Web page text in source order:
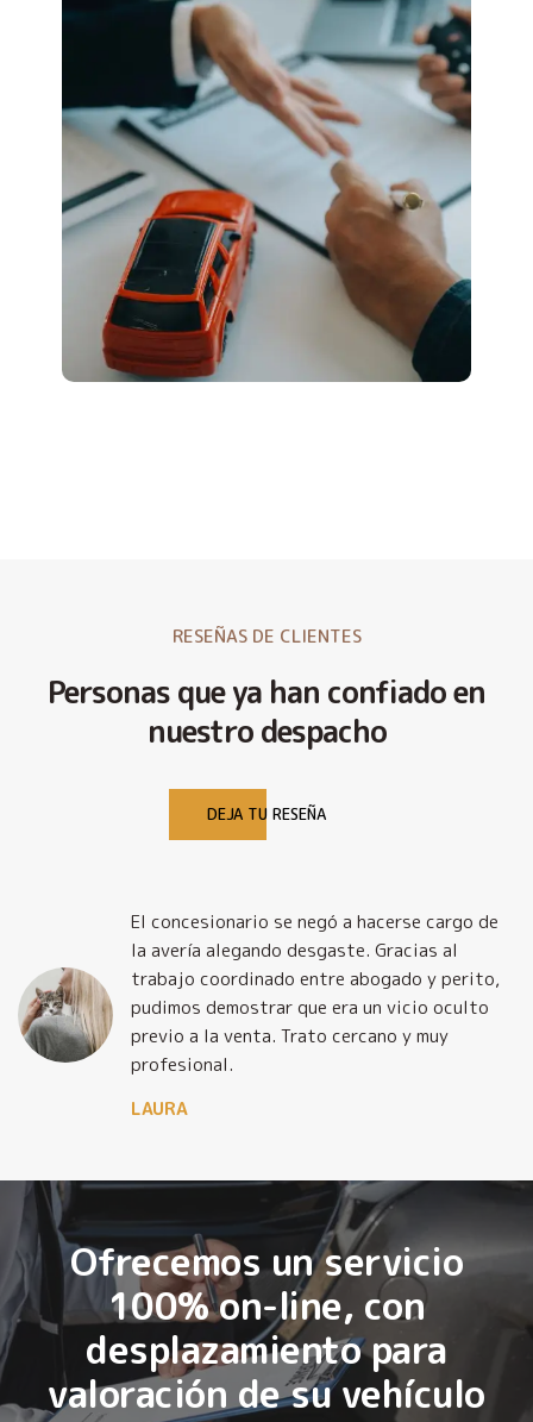
RESEÑAS DE CLIENTES
Personas que ya han confiado en
nuestro despacho
DEJA TU RESEÑA
El concesionario se negó a hacerse cargo de
la avería alegando desgaste. Gracias al
trabajo coordinado entre abogado y perito,
pudimos demostrar que era un vicio oculto
previo a la venta. Trato cercano y muy
profesional.
LAURA
Ofrecemos un servicio
100% on-line, con
desplazamiento para
valoración de su vehículo